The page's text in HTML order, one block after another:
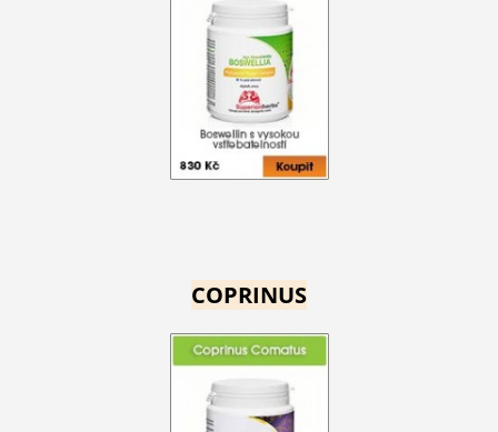
COPRINUS